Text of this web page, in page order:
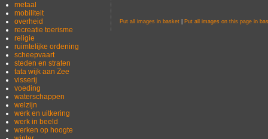
metaal
mobiliteit
overheid
recreatie toerisme
religie
ruimtelijke ordening
scheepvaart
steden en straten
tata wijk aan Zee
visserij
voeding
waterschappen
welzijn
werk en uitkering
werk in beeld
werken op hoogte
Put all images in basket Put all images on this page in